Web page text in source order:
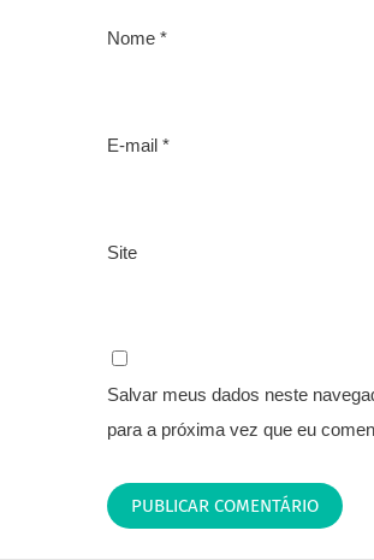
Nome *
E-mail *
Site
Salvar meus dados neste
para a próxima vez que eu